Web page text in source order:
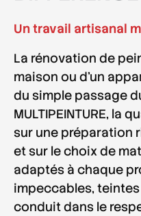
Un travail artisanal
La rénovation de
maison ou d'un
du simple passage
MULTIPEINTURE, la
sur une préparation
et sur le choix de
adaptés à chaque
impeccables,
conduit dans le